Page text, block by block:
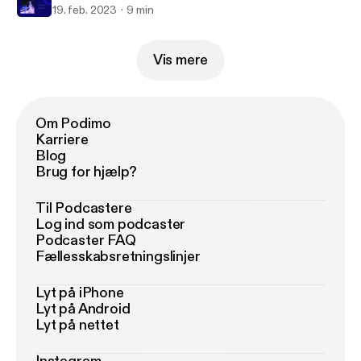
19. feb. 2023 9 min
Vis mere
Om Podimo
Karriere
Blog
Brug for hjælp?
Til Podcastere
Log ind som podcaster
Podcaster FAQ
Fællesskabsretningslinjer
Lyt på iPhone
Lyt på Android
Lyt på nettet